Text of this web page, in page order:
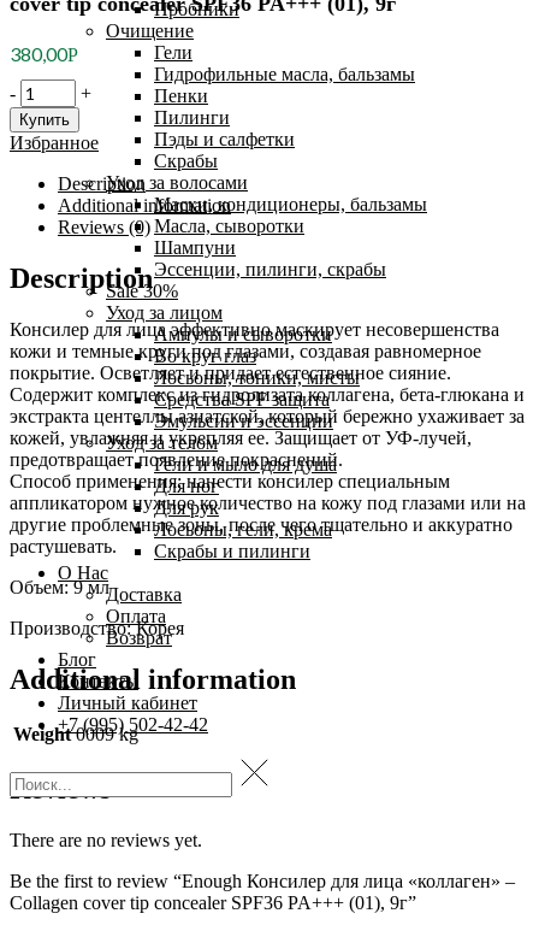
Пробники
Очищение
Гели
Гидрофильные масла, бальзамы
Пенки
Пилинги
Пэды и салфетки
Скрабы
Уход за волосами
Маски, кондиционеры, бальзамы
Масла, сыворотки
Шампуни
Эссенции, пилинги, скрабы
Sale 30%
Уход за лицом
Ампулы и сыворотки
Во круг глаз
Лосьоны, тоники, мисты
Средства SPF защита
Эмульсии и эссенции
Уход за телом
Гели и мыло для душа
Для ног
Для рук
Лосьоны, гели, крема
Скрабы и пилинги
О Нас
Доставка
Оплата
Возврат
Блог
Контакты
Личный кабинет
+7 (995) 502-42-42
380,00Р
Enough
Консилер
для
лица
«коллаген»
Collagen
concealer
PA+++
(01),
9г
quantity
- +
Купить
Избранное
Description
Additional information
Reviews (0)
Description
Консилер для лица эффективно маскирует несовершенства
кожи и темные круги под глазами, создавая равномерное
покрытие. Осветляет и придает естественное сияние.
Содержит комплекс из гидролизата коллагена, бета-глюкана и
экстракта центеллы азиатской, который бережно ухаживает за
кожей, увлажняя и укрепляя ее. Защищает от УФ-лучей,
предотвращает появление покраснений.
Способ применения: нанести консилер специальным
аппликатором нужное количество на кожу под глазами или на
другие проблемные зоны, после чего тщательно и аккуратно
растушевать.
Объем: 9 мл
Производство: Корея
Additional information
Weight 0009 kg
Reviews
There are no reviews yet.
Be the first to review “Enough Консилер для лица «коллаген» –
Collagen cover tip concealer SPF36 PA+++ (01), 9г”